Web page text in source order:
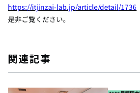
https://itjinzai-lab.jp/article/detail/1736
是非ご覧ください。
関連記事